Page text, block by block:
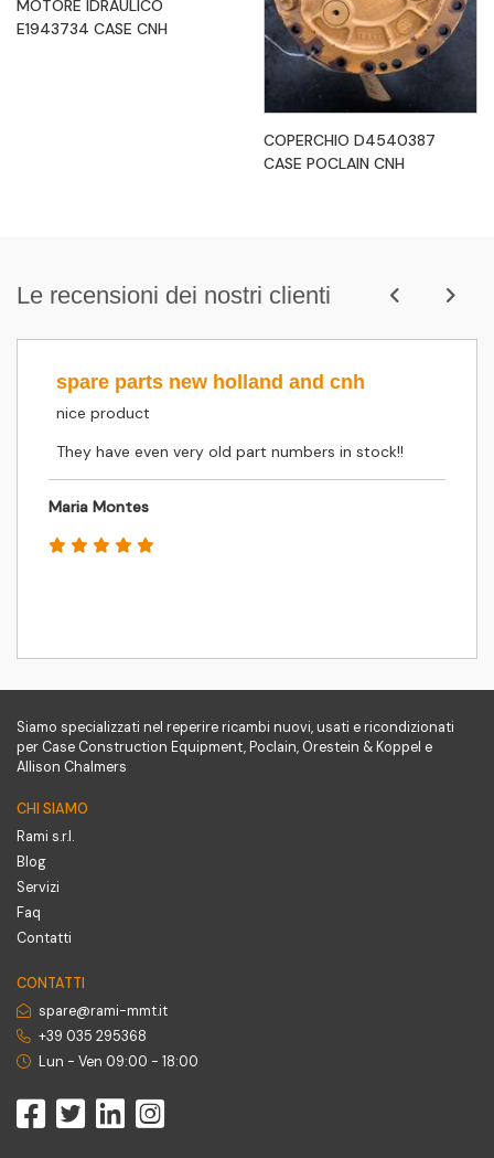
MOTORE IDRAULICO
E1943734 CASE CNH
COPERCHIO D4540387
CASE POCLAIN CNH
Le recensioni dei nostri clienti
spare parts new holland and cnh
nice product
They have even very old part numbers in stock!!
Maria Montes
Siamo specializzati nel reperire ricambi nuovi, usati e ricondizionati
per Case Construction Equipment, Poclain, Orestein & Koppel e
Allison Chalmers
CHI SIAMO
Rami s.r.l.
Blog
Servizi
Faq
Contatti
CONTATTI
spare@rami-mmt.it
+39 035 295368
Lun - Ven 09:00 - 18:00